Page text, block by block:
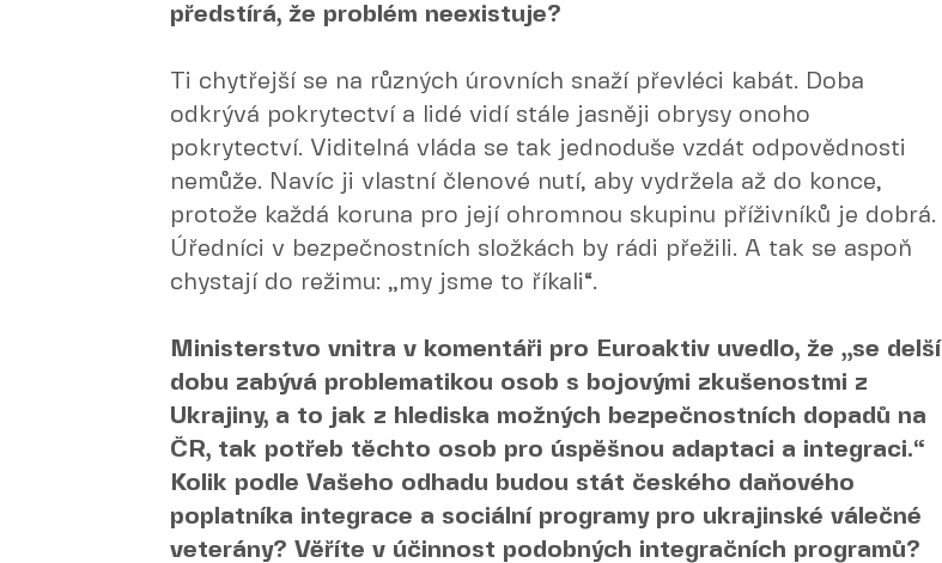
předstírá, že problém neexistuje?
Ti chytřejší se na různých úrovních snaží převléci kabát. Doba
odkrývá pokrytectví a lidé vidí stále jasněji obrysy onoho
pokrytectví. Viditelná vláda se tak jednoduše vzdát odpovědnosti
nemůže. Navíc ji vlastní členové nutí, aby vydržela až do konce,
protože každá koruna pro její ohromnou skupinu příživníků je dobrá.
Úředníci v bezpečnostních složkách by rádi přežili. A tak se aspoň
chystají do režimu: „my jsme to říkali“.
Ministerstvo vnitra v komentáři pro Euroaktiv uvedlo, že „se delší
dobu zabývá problematikou osob s bojovými zkušenostmi z
Ukrajiny, a to jak z hlediska možných bezpečnostních dopadů na
ČR, tak potřeb těchto osob pro úspěšnou adaptaci a integraci.“
Kolik podle Vašeho odhadu budou stát českého daňového
poplatníka integrace a sociální programy pro ukrajinské válečné
veterány? Věříte v účinnost podobných integračních programů?